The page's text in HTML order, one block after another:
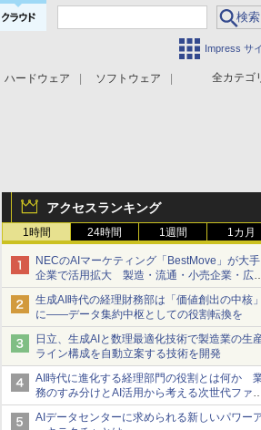
Impress サ
全カテゴ
ハードウェア
ソフトウェア
アクセスランキング
1時間 24時間 1週間 1カ月
NECのAIマーケティング「BestMove」が大手
企業で活用拡大 製造・流通・小売企業・広
代理店などが実装フェーズへ
生成AI時代の経理財務部は「価値創出の中核」
に――データ集約中枢としての役割転換を
日立、生成AIと数理最適化技術で製造業の生
ライン構成を自動立案する技術を開発
AI時代に進化する経理部門の役割とは何か
務のすみ分けとAI活用から考える次世代ファ
ナンス戦略
AIデータセンターに求められる新しいパワー